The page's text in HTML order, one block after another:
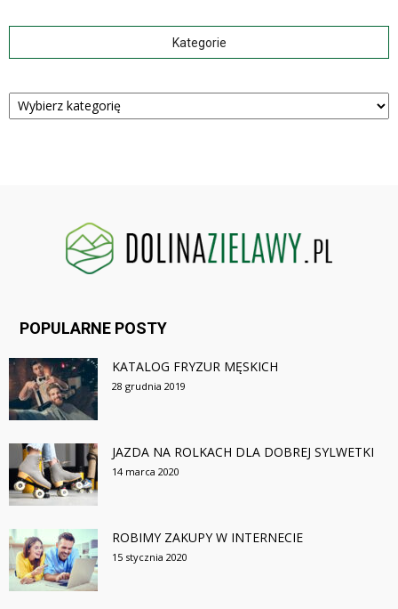
Kategorie
Kategorie
POPULARNE POSTY
KATALOG FRYZUR MĘSKICH
28 grudnia 2019
JAZDA NA ROLKACH DLA DOBREJ SYLWETKI
14 marca 2020
ROBIMY ZAKUPY W INTERNECIE
15 stycznia 2020